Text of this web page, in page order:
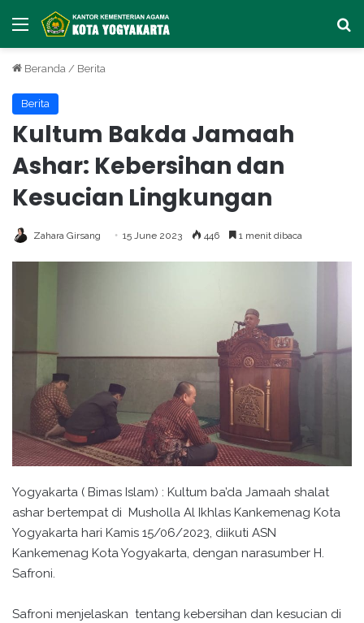
Menu
Beranda / Berita
Berita
Kultum Bakda Jamaah
Ashar: Kebersihan dan
Kesucian Lingkungan
Zahara Girsang 15 June 2023 446 1 menit dibaca
Yogyakarta ( Bimas Islam) : Kultum ba’da Jamaah shalat
ashar bertempat di Musholla Al Ikhlas Kankemenag Kota
Yogyakarta hari Kamis 15/06/2023, diikuti ASN
Kankemenag Kota Yogyakarta, dengan narasumber H.
Safroni.
Safroni menjelaskan tentang kebersihan dan kesucian di